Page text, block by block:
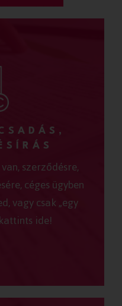
szerződésre,
céges ügyben
vagy csak „egy
ide!